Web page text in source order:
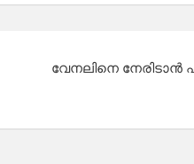
വേനലിനെ നേരിടാൻ